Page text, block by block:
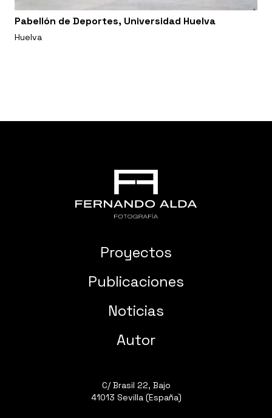
Pabellón de Deportes, Universidad Huelva
Huelva
Proyectos
Publicaciones
Noticias
Autor
C/ Brasil 22, Bajo
41013 Sevilla (España)